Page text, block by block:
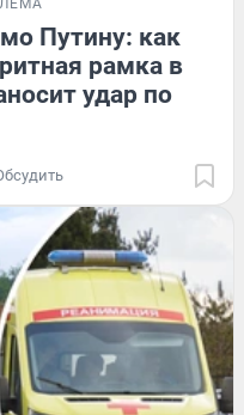
Путину: как
рамка в
удар по